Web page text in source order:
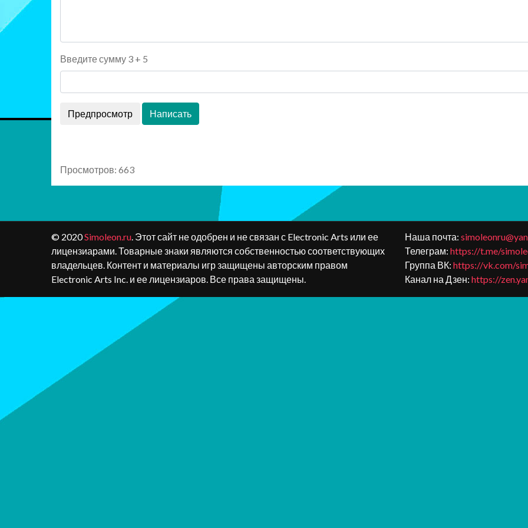
Введите сумму 3 + 5
Просмотров: 663
© 2020Simoleon.ru. Этот сайт не одобрен и не связан с Electronic Arts или ее
лицензиарами. Товарные знаки являются собственностью соответствующих
владельцев. Контент и материалы игр защищены авторским правом
Electronic Arts Inc. и ее лицензиаров. Все права защищены.
Наша почта:
Телеграм: https://t.me/
Группа ВК: https://vk.com/
Канал на Дзен: https://